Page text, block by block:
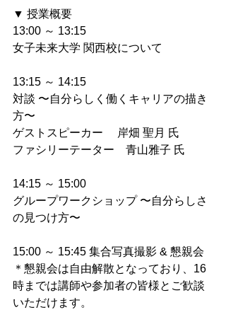
▼ 授業概要
13:00 ～ 13:15
女子未来大学 関西校について
13:15 ～ 14:15
対談 〜自分らしく働くキャリアの描き
方〜
ゲストスピーカー　 岸畑 聖月 氏
ファシリーテーター　青山雅子 氏
14:15 ～ 15:00
グループワークショップ 〜自分らしさ
の見つけ方〜
15:00 ～ 15:45 集合写真撮影 & 懇親会
＊懇親会は自由解散となっており、16
時までは講師や参加者の皆様とご歓談
いただけます。